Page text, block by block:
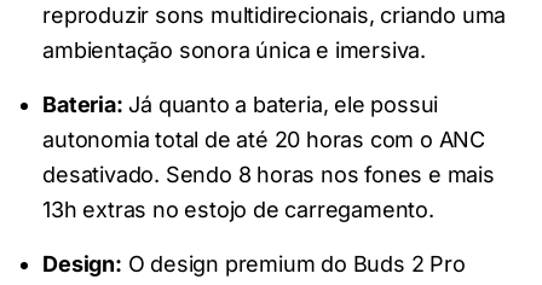
reproduzir sons multidirecionais, criando uma
ambientação sonora única e imersiva.
Bateria: Já quanto a bateria, ele possui
autonomia total de até 20 horas com o ANC
desativado. Sendo 8 horas nos fones e mais
13h extras no estojo de carregamento.
Design: O design premium do Buds 2 Pro